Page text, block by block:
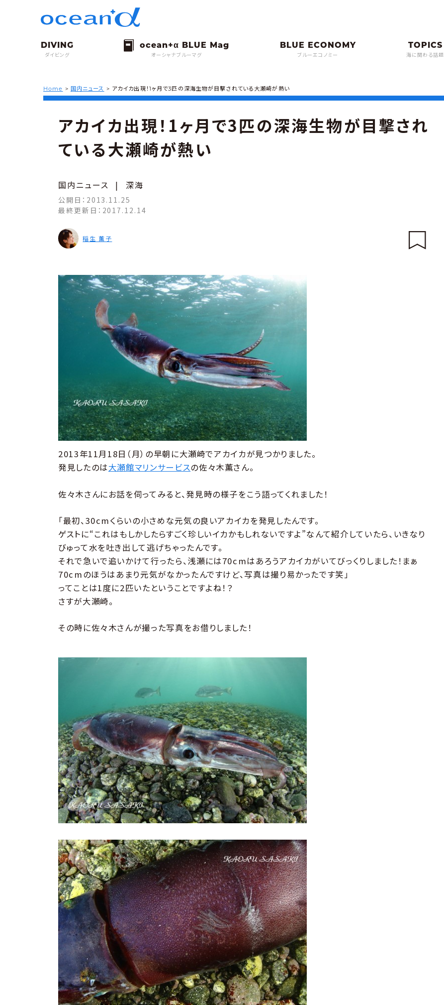
ダイビング オーシャナブルーマグ ブルーエコノミー 海に関わる話題
Home > 国内ニュース > アカイカ出現！1ヶ月で3匹の深海生物が目撃されている大瀬崎が熱い
アカイカ出現！1ヶ月で3匹の深海生物が目撃され
ている大瀬崎が熱い
国内ニュース | 深海
公開日： 2013.11.25
最終更新日： 2017.12.14
稲生 薫子
2013年11月18日（月）の早朝に大瀬崎でアカイカが見つかりました。
発見したのは大瀬館マリンサービスの佐々木薫さん。
佐々木さんにお話を伺ってみると、発見時の様子をこう語ってくれました！
「最初、30cmくらいの小さめな元気の良いアカイカを発見したんです。
ゲストに“これはもしかしたらすごく珍しいイカかもしれないですよ”なんて紹介していたら、いきなり
びゅって水を吐き出して逃げちゃったんです。
それで急いで追いかけて行ったら、浅瀬には70cmはあろうアカイカがいてびっくりしました！まぁ
70cmのほうはあまり元気がなかったんですけど、写真は撮り易かったです笑」
ってことは1度に2匹いたということですよね！？
さすが大瀬崎。
その時に佐々木さんが撮った写真をお借りしました！